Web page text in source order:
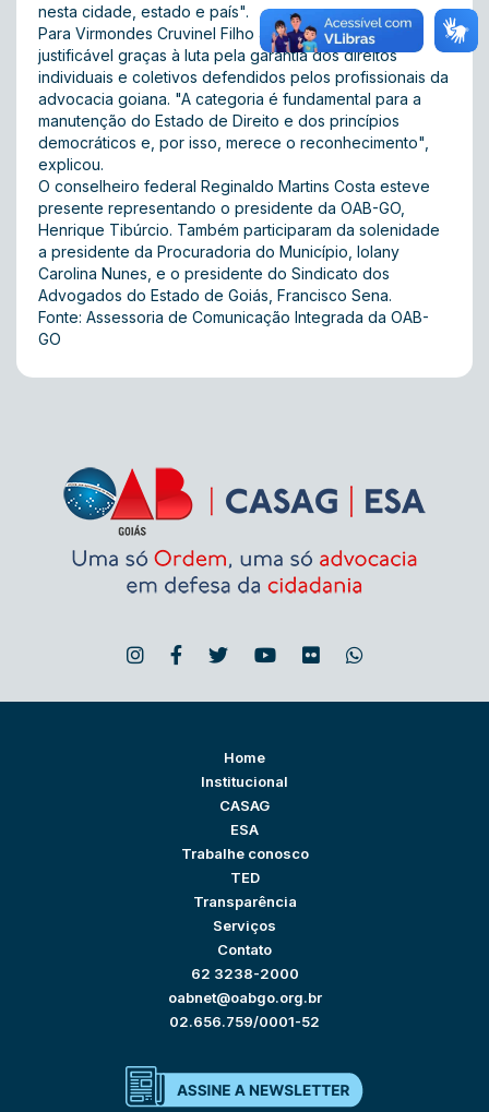
nesta cidade, estado e país".
Para Virmondes Cruvinel Filho a homenagem é
justificável graças à luta pela garantia dos direitos
individuais e coletivos defendidos pelos profissionais da
advocacia goiana. "A categoria é fundamental para a
manutenção do Estado de Direito e dos princípios
democráticos e, por isso, merece o reconhecimento",
explicou.
O conselheiro federal Reginaldo Martins Costa esteve
presente representando o presidente da OAB-GO,
Henrique Tibúrcio. Também participaram da solenidade
a presidente da Procuradoria do Município, Iolany
Carolina Nunes, e o presidente do Sindicato dos
Advogados do Estado de Goiás, Francisco Sena.
Fonte: Assessoria de Comunicação Integrada da OAB-
GO
Home
Institucional
CASAG
ESA
Trabalhe conosco
TED
Transparência
Serviços
Contato
62 3238-2000
oabnet@oabgo.org.br
02.656.759/0001-52